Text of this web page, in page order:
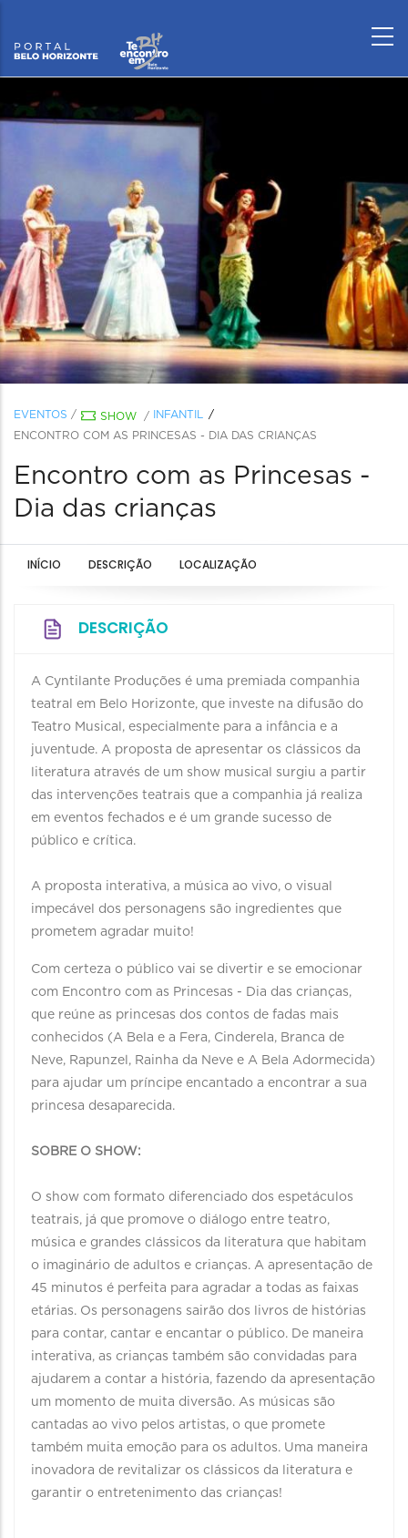
EVENTOS / SHOW /
INFANTIL
ENCONTRO COM AS PRINCESAS - DIA DAS CRIANÇAS
Encontro com as Princesas -
Dia das crianças
INÍCIO DESCRIÇÃO LOCALIZAÇÃO
DESCRIÇÃO
A Cyntilante Produções é uma premiada companhia
teatral em Belo Horizonte, que investe na difusão do
Teatro Musical, especialmente para a infância e a
juventude. A proposta de apresentar os clássicos da
literatura através de um show musical surgiu a partir
das intervenções teatrais que a companhia já realiza
em eventos fechados e é um grande sucesso de
público e crítica.
A proposta interativa, a música ao vivo, o visual
impecável dos personagens são ingredientes que
prometem agradar muito!
Com certeza o público vai se divertir e se emocionar
com Encontro com as Princesas - Dia das crianças,
que reúne as princesas dos contos de fadas mais
conhecidos (A Bela e a Fera, Cinderela, Branca de
Neve, Rapunzel, Rainha da Neve e A Bela Adormecida)
para ajudar um príncipe encantado a encontrar a sua
princesa desaparecida.
SOBRE O SHOW:
O show com formato diferenciado dos espetáculos
teatrais, já que promove o diálogo entre teatro,
música e grandes clássicos da literatura que habitam
o imaginário de adultos e crianças. A apresentação de
45 minutos é perfeita para agradar a todas as faixas
etárias. Os personagens sairão dos livros de histórias
para contar, cantar e encantar o público. De maneira
interativa, as crianças também são convidadas para
ajudarem a contar a história, fazendo da apresentação
um momento de muita diversão. As músicas são
cantadas ao vivo pelos artistas, o que promete
também muita emoção para os adultos. Uma maneira
inovadora de revitalizar os clássicos da literatura e
garantir o entretenimento das crianças!